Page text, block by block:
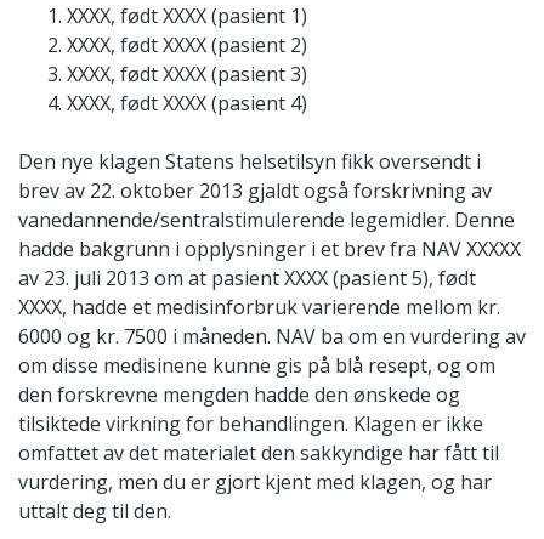
XXXX, født XXXX (pasient 1)
XXXX, født XXXX (pasient 2)
XXXX, født XXXX (pasient 3)
XXXX, født XXXX (pasient 4)
Den nye klagen Statens helsetilsyn fikk oversendt i
brev av 22. oktober 2013 gjaldt også forskrivning av
vanedannende/sentralstimulerende legemidler. Denne
hadde bakgrunn i opplysninger i et brev fra NAV XXXXX
av 23. juli 2013 om at pasient XXXX (pasient 5), født
XXXX, hadde et medisinforbruk varierende mellom kr.
6000 og kr. 7500 i måneden. NAV ba om en vurdering av
om disse medisinene kunne gis på blå resept, og om
den forskrevne mengden hadde den ønskede og
tilsiktede virkning for behandlingen. Klagen er ikke
omfattet av det materialet den sakkyndige har fått til
vurdering, men du er gjort kjent med klagen, og har
uttalt deg til den.